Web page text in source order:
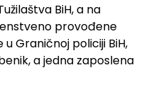
BiH, a na
provođene
Graničnoj policiji BiH,
a jedna zaposlena